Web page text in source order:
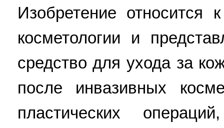
Изобретение относится
косметологии и
средство для ухода за
после инвазивных
пластических